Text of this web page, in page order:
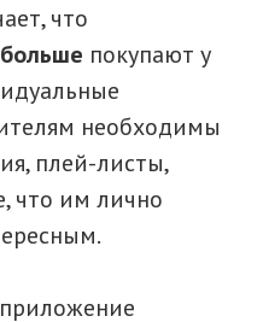
что
покупают у
необходимы
плей-листы,
что им лично